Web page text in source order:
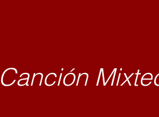
Canción